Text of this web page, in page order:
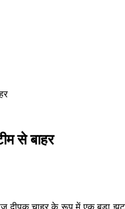
से बाहर
दीपक चाहर के रूप में एक बड़ा